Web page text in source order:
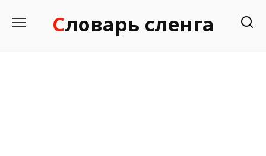
Словарь сленга